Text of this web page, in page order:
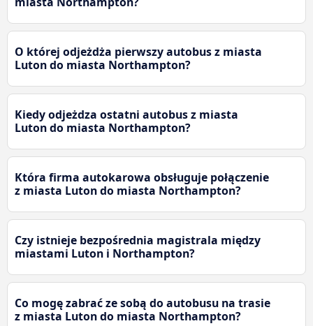
O której odjeżdża pierwszy autobus z miasta
Luton do miasta Northampton?
Kiedy odjeżdza ostatni autobus z miasta
Luton do miasta Northampton?
Która firma autokarowa obsługuje połączenie
z miasta Luton do miasta Northampton?
Czy istnieje bezpośrednia magistrala między
miastami Luton i Northampton?
Co mogę zabrać ze sobą do autobusu na trasie
z miasta Luton do miasta Northampton?